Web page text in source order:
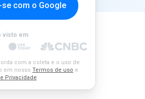
se com o Google
visto em
com a coleta e o uso de
em nosso Termos de uso e
Privacidade